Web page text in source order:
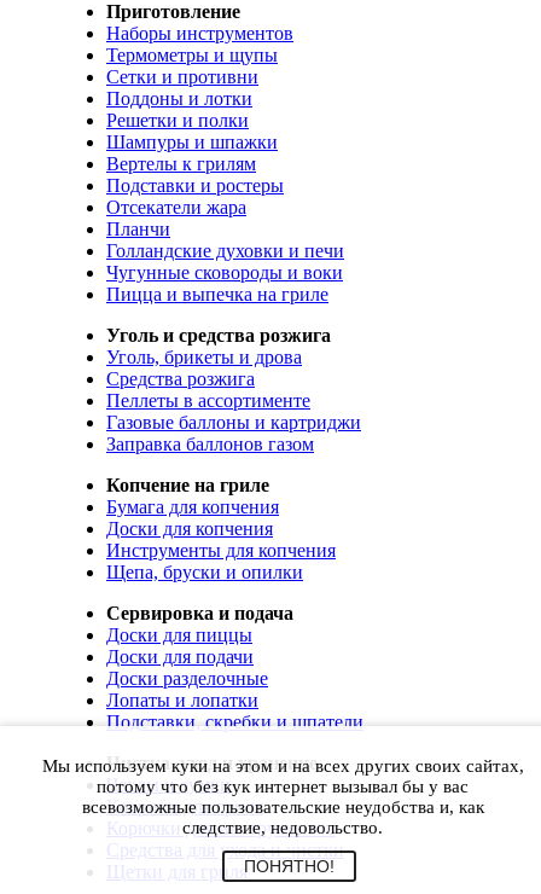
Приготовление
Наборы инструментов
Термометры и щупы
Сетки и противни
Поддоны и лотки
Решетки и полки
Шампуры и шпажки
Вертелы к грилям
Подставки и ростеры
Отсекатели жара
Планчи
Голландские духовки и печи
Чугунные сковороды и воки
Пицца и выпечка на гриле
Уголь и средства розжига
Уголь, брикеты и дрова
Средства розжига
Пеллеты в ассортименте
Газовые баллоны и картриджи
Заправка баллонов газом
Копчение на гриле
Бумага для копчения
Доски для копчения
Инструменты для копчения
Щепа, бруски и опилки
Сервировка и подача
Доски для пиццы
Доски для подачи
Доски разделочные
Лопаты и лопатки
Подставки, скребки и шпатели
Чистка, уход и хранение
Чехлы и сумки
Коврики для гриля
Корючки для инструментов
Средства для ухода и чистки
Щетки для гриля
Мы используем куки на этом и на всех других своих сайтах,
потому что без кук интернет вызывал бы у вас
всевозможные пользовательские неудобства и, как
следствие, недовольство.
ПОНЯТНО!